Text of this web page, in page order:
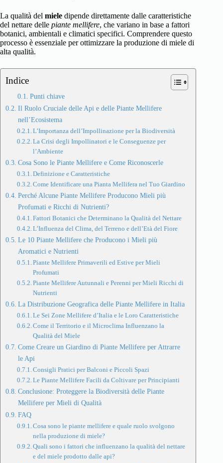
La qualità del miele dipende direttamente dalle caratteristiche
del nettare delle piante mellifere, che variano in base a fattori
botanici, ambientali e climatici specifici. Comprendere questo
processo è essenziale per ottimizzare la produzione di miele di
alta qualità.
Indice
Punti chiave
Il Ruolo Cruciale delle Api e delle Piante Mellifere
nell’Ecosistema
L’Importanza dell’Impollinazione per la Biodiversità
La Crisi degli Impollinatori e le Conseguenze per
l’Ambiente
Cosa Sono le Piante Mellifere e Come Riconoscerle
Definizione e Caratteristiche
Come Identificare una Pianta Mellifera nel Tuo Giardino
Perché Alcune Piante Mellifere Producono Mieli più
Profumati e Ricchi di Nutrienti?
Fattori Botanici che Determinano la Qualità del Nettare
L’Influenza del Clima, del Terreno e dell’Età del Fiore
Le 10 Piante Mellifere che Producono i Mieli più
Aromatici e Nutrienti
Piante Mellifere Primaverili ed Estive per Mieli
Profumati
Piante Mellifere Autunnali e Perenni per Mieli Ricchi di
Nutrienti
La Distribuzione Geografica delle Piante Mellifere in Italia
Le Sei Zone Mellifere d’Italia e le Loro Caratteristiche
Come il Territorio e il Microclima Influenzano la
Qualità del Miele
Come Creare un Giardino di Piante Mellifere per Attrarre
le Api
Consigli Pratici per Balconi e Piccoli Spazi
Le Piante Mellifere Facili da Coltivare per Principianti
Conclusione: Proteggere la Biodiversità delle Piante
Mellifere per Mieli di Qualità
FAQ
Cosa sono le piante mellifere e quale ruolo svolgono
nella produzione di miele?
Quali sono i fattori che influenzano la qualità del nettare
e del miele prodotto dalle api?